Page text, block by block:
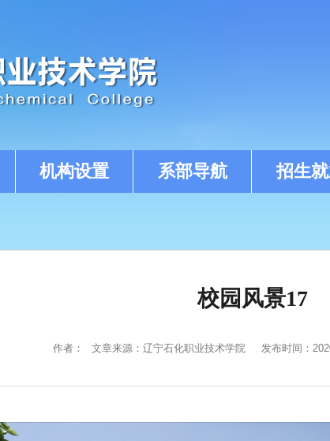
机构设置 系部导航 招生
校园风景17
作者： 文章来源：辽宁石化职业技术学院 发布时间：